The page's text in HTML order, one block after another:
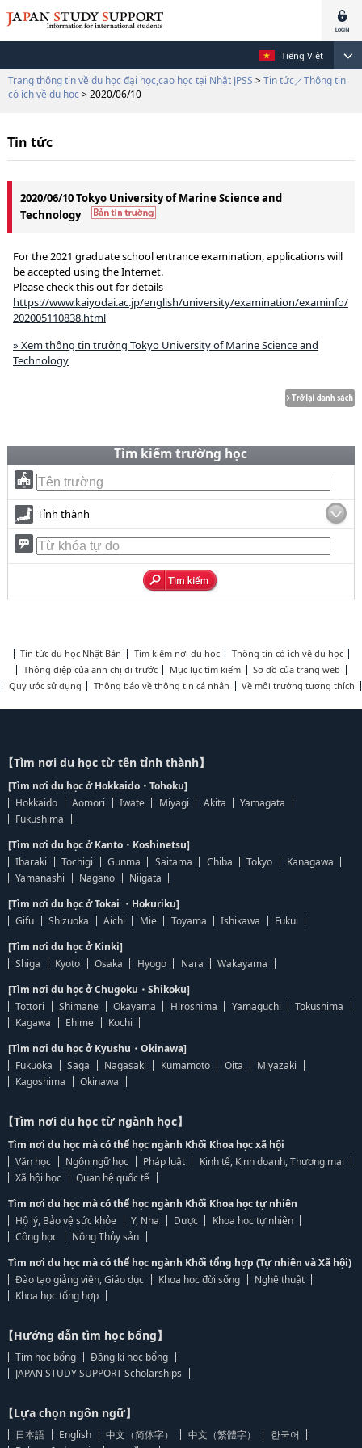
Tiếng Việt
Trang thông tin về du học đại học,cao học tại Nhật JPSS > Tin tức／Thông tin
có ích về du học > 2020/06/10
Tin tức
2020/06/10 Tokyo University of Marine Science and
Technology
For the 2021 graduate school entrance examination, applications will
be accepted using the Internet.
Please check this out for details
https://www.kaiyodai.ac.jp/english/university/examination/examinfo/
202005110838.html
» Xem thông tin trường Tokyo University of Marine Science and
Technology
Tìm kiếm trường học
Tỉnh thành
Tin tức du học Nhật Bản Tìm kiếm nơi du học
Thông tin có ích về du học
Thông điệp của anh chị đi trước
Mục lục tìm kiếm
Sơ đồ của trang web
Quy ước sử dụng
Thông báo về thông tin cá nhân Về môi trường tương thích
【Tìm nơi du học từ tên tỉnh thành】
[Tìm nơi du học ở Hokkaido・Tohoku]
Hokkaido
Aomori Iwate Miyagi Akita
Yamagata
Fukushima
[Tìm nơi du học ở Kanto・Koshinetsu]
Ibaraki
Tochigi Gunma Saitama Chiba Tokyo
Kanagawa
Yamanashi
Nagano
Niigata
[Tìm nơi du học ở Tokai ・Hokuriku]
Gifu
Shizuoka Aichi Mie Toyama Ishikawa
Fukui
[Tìm nơi du học ở Kinki]
Shiga
Kyoto Osaka Hyogo Nara
Wakayama
[Tìm nơi du học ở Chugoku・Shikoku]
Tottori
Shimane Okayama Hiroshima Yamaguchi
Tokushima
Kagawa
Ehime
Kochi
[Tìm nơi du học ở Kyushu・Okinawa]
Fukuoka
Saga Nagasaki Kumamoto Oita
Miyazaki
Kagoshima
Okinawa
【Tìm nơi du học từ ngành học】
Tìm nơi du học mà có thể học ngành Khối Khoa học xã hội
Văn học
Ngôn ngữ học Pháp luật
Kinh tế, Kinh doanh, Thương mại
Xã hội học
Quan hệ quốc tế
Tìm nơi du học mà có thể học ngành Khối Khoa học tự nhiên
Hộ lý, Bảo vệ sức khỏe
Y, Nha Dược
Khoa học tự nhiên
Công học
Nông Thủy sản
Tìm nơi du học mà có thể học ngành Khối tổng hợp (Tự nhiên và Xã hội)
Đào tạo giảng viên, Giáo dục
Khoa học đời sống
Nghệ thuật
Khoa học tổng hợp
【Hướng dẫn tìm học bổng】
Tìm học bổng
Đăng kí học bổng
JAPAN STUDY SUPPORT Scholarships
【Lựa chọn ngôn ngữ】
日本語 English 中文（简体字） 中文（繁體字）
한국어